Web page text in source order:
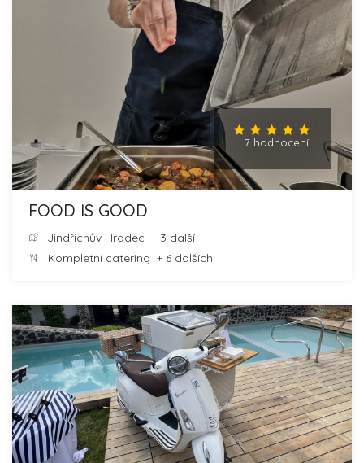
7 hodnocení
FOOD IS GOOD
Jindřichův Hradec + 3 další
Kompletní catering + 6 dalších